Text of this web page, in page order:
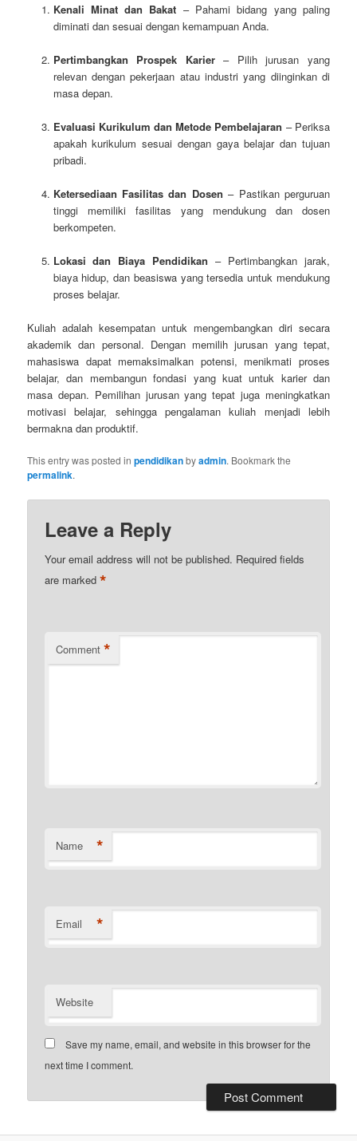
Kenali Minat dan Bakat – Pahami bidang yang paling
diminati dan sesuai dengan kemampuan Anda.
Pertimbangkan Prospek Karier– Pilih jurusan yang
relevan dengan pekerjaan atau industri yang diinginkan di
masa depan.
Evaluasi Kurikulum dan Metode Pembelajaran – Periksa
apakah kurikulum sesuai dengan gaya belajar dan tujuan
pribadi.
Ketersediaan Fasilitas dan Dosen – Pastikan perguruan
tinggi memiliki fasilitas yang mendukung dan dosen
berkompeten.
Lokasi dan Biaya Pendidikan – Pertimbangkan jarak,
biaya hidup, dan beasiswa yang tersedia untuk mendukung
proses belajar.
Kuliah adalah kesempatan untuk mengembangkan diri secara
akademik dan personal. Dengan memilih jurusan yang tepat,
mahasiswa dapat memaksimalkan potensi, menikmati proses
belajar, dan membangun fondasi yang kuat untuk karier dan
masa depan. Pemilihan jurusan yang tepat juga meningkatkan
motivasi belajar, sehingga pengalaman kuliah menjadi lebih
bermakna dan produktif.
This entry was posted inpendidikanbyadmin. Bookmark the
permalink.
Leave a Reply
Your email address will not be published. Required fields
are marked*
Comment *
Name *
Email *
Website
Save my name, email, and website in this browser for the
next time I comment.